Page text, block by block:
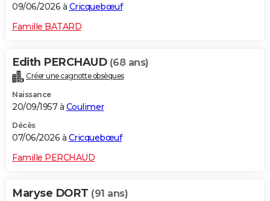
09/06/2026 à Cricquebœuf
Famille BATARD
Edith PERCHAUD (68 ans)
Créer une cagnotte obsèques
Naissance
20/09/1957 à Coulimer
Décès
07/06/2026 à Cricquebœuf
Famille PERCHAUD
Maryse DORT (91 ans)